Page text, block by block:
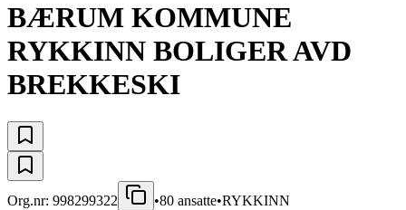
BÆRUM KOMMUNE
RYKKINN BOLIGER AVD
BREKKESKI
Org.nr: 998299322 •80 ansatte•RYKKINN